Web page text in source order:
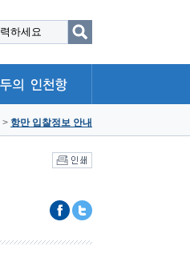
> 항만 입찰정보 안내